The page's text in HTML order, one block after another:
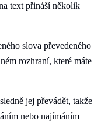
text přináší několik
slova převedeného
rozhraní, které máte
jej převádět, takže
nebo najímáním